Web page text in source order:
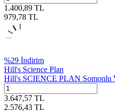
1.400,89 TL
979,78 TL
%29 İndirim
Hill's Science Plan
Hill's SCIENCE PLAN Somonlu
3.647,57 TL
2.576,43 TL